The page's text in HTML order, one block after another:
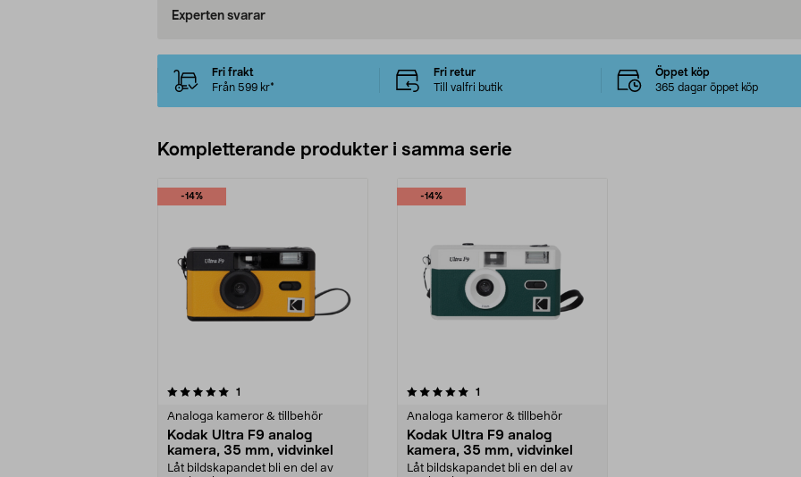
Experten svarar
Fri frakt
Från 599 kr*
Fri retur
Till valfri butik
Öppet köp
365 dagar öppet köp
Kompletterande produkter i samma serie
-14%
1
Analoga kameror & tillbehör
Kodak Ultra F9 analog
kamera, 35 mm, vidvinkel
Låt bildskapandet bli en del av
-14%
5.0av 5 stjärnor 1
Analoga kameror & tillbehör
Kodak Ultra F9 analog
kamera, 35 mm, vidvinkel
Låt bildskapandet bli en del av